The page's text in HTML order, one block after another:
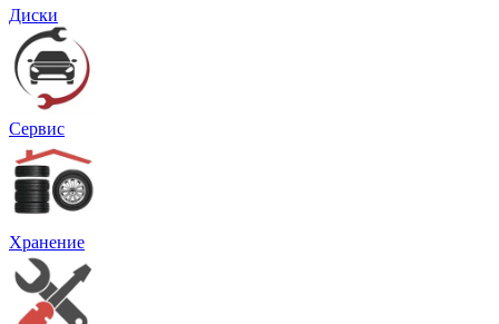
Диски
Сервис
Хранение